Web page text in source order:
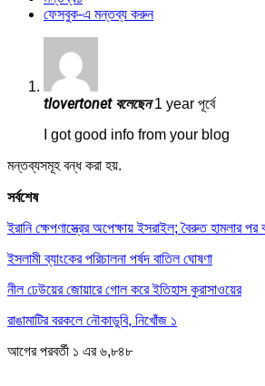
ফেসবুক-এ মন্তব্য করুন
tlovertonet বলেছেন 1 year পূর্বে
I got good info from your blog
মন্তব্যসমূহ বন্ধ করা হয়.
সর্বশেষ
ইরানি ক্ষেপণাস্ত্রের অপেক্ষায় ইসরাইল; বৈরুত হামলার
ইসলামী ব্যাংকের পরিচালনা পর্ষদ বাতিল ঘোষণা
নীল ঢেউয়ের জোয়ারে গোল করে ইতিহাস কুরাসাওয়ের
রাঙামাটির বরকলে নৌকাডুবি, নিখোঁজ ১
আগেরপরবর্তী ১ এর ৬,৮৪৮